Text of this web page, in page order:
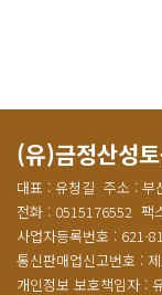
(유)금정산성
대표 : 유청길 주소 : 부
전화 : 0515176552 팩
사업자등록번호 : 621-
통신판매업신고번호 :
개인정보 보호책임자 :